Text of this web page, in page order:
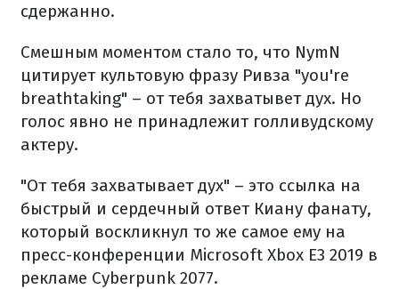
сдержанно.
Смешным моментом стало то, что NymN
цитирует культовую фразу Ривза "you're
breathtaking" – от тебя захватывет дух. Но
голос явно не принадлежит голливудскому
актеру.
"От тебя захватывает дух" – это ссылка на
быстрый и сердечный ответ Киану фанату,
который воскликнул то же самое ему на
пресс-конференции Microsoft Xbox E3 2019 в
рекламе Cyberpunk 2077.